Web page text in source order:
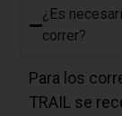
¿Es
correr?
Para los
TRAIL se